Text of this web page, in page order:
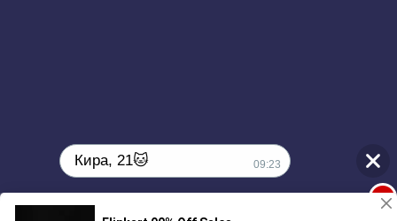
Кира, 21🐱 09:23
Поиграешь со мной? 💖🐾
1